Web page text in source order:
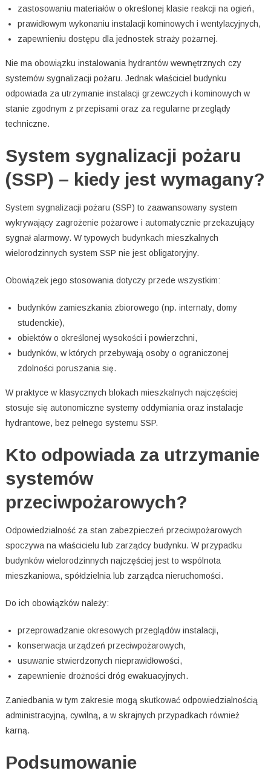
zastosowaniu materiałów o określonej klasie reakcji na ogień,
prawidłowym wykonaniu instalacji kominowych i wentylacyjnych,
zapewnieniu dostępu dla jednostek straży pożarnej.
Nie ma obowiązku instalowania hydrantów wewnętrznych czy
systemów sygnalizacji pożaru. Jednak właściciel budynku
odpowiada za utrzymanie instalacji grzewczych i kominowych w
stanie zgodnym z przepisami oraz za regularne przeglądy
techniczne.
System sygnalizacji pożaru
(SSP) – kiedy jest wymagany?
System sygnalizacji pożaru (SSP) to zaawansowany system
wykrywający zagrożenie pożarowe i automatycznie przekazujący
sygnał alarmowy. W typowych budynkach mieszkalnych
wielorodzinnych system SSP nie jest obligatoryjny.
Obowiązek jego stosowania dotyczy przede wszystkim:
budynków zamieszkania zbiorowego (np. internaty, domy
studenckie),
obiektów o określonej wysokości i powierzchni,
budynków, w których przebywają osoby o ograniczonej
zdolności poruszania się.
W praktyce w klasycznych blokach mieszkalnych najczęściej
stosuje się autonomiczne systemy oddymiania oraz instalacje
hydrantowe, bez pełnego systemu SSP.
Kto odpowiada za utrzymanie
systemów
przeciwpożarowych?
Odpowiedzialność za stan zabezpieczeń przeciwpożarowych
spoczywa na właścicielu lub zarządcy budynku. W przypadku
budynków wielorodzinnych najczęściej jest to wspólnota
mieszkaniowa, spółdzielnia lub zarządca nieruchomości.
Do ich obowiązków należy:
przeprowadzanie okresowych przeglądów instalacji,
konserwacja urządzeń przeciwpożarowych,
usuwanie stwierdzonych nieprawidłowości,
zapewnienie drożności dróg ewakuacyjnych.
Zaniedbania w tym zakresie mogą skutkować odpowiedzialnością
administracyjną, cywilną, a w skrajnych przypadkach również
karną.
Podsumowanie